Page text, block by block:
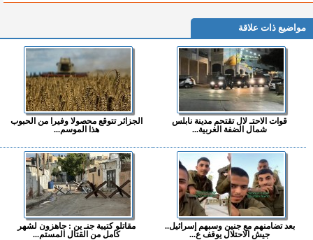
مواضيع ذات علاقة
قوات الاحتـ لال تقتحم مدينة نابلس
شمال الضفة الغربية...
الجزائر تتوقع محصولا وفيرا من الحبوب
هذا الموسم...
بعد تضامنهم مع جنين وسبهم إسرائيل..
جيش الاحتلال يوقف ع...
مقاتلو كتيبة جنـ ين : جاهزون لشهر
كامل من القتال المستم...